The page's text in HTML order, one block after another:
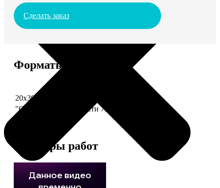
Сделать заказ
Форматы и цены
Услуга
20х30 110 частей
"Сердце" 20х20 74 части 790
Примеры работ